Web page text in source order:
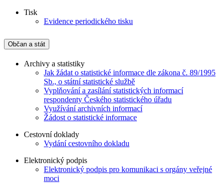
Tisk
Evidence periodického tisku
Občan a stát
Archivy a statistiky
Jak žádat o statistické informace dle zákona č. 89/1995
Sb., o státní statistické službě
Vyplňování a zasílání statistických informací
respondenty Českého statistického úřadu
Využívání archivních informací
Žádost o statistické informace
Cestovní doklady
Vydání cestovního dokladu
Elektronický podpis
Elektronický podpis pro komunikaci s orgány veřejné
moci